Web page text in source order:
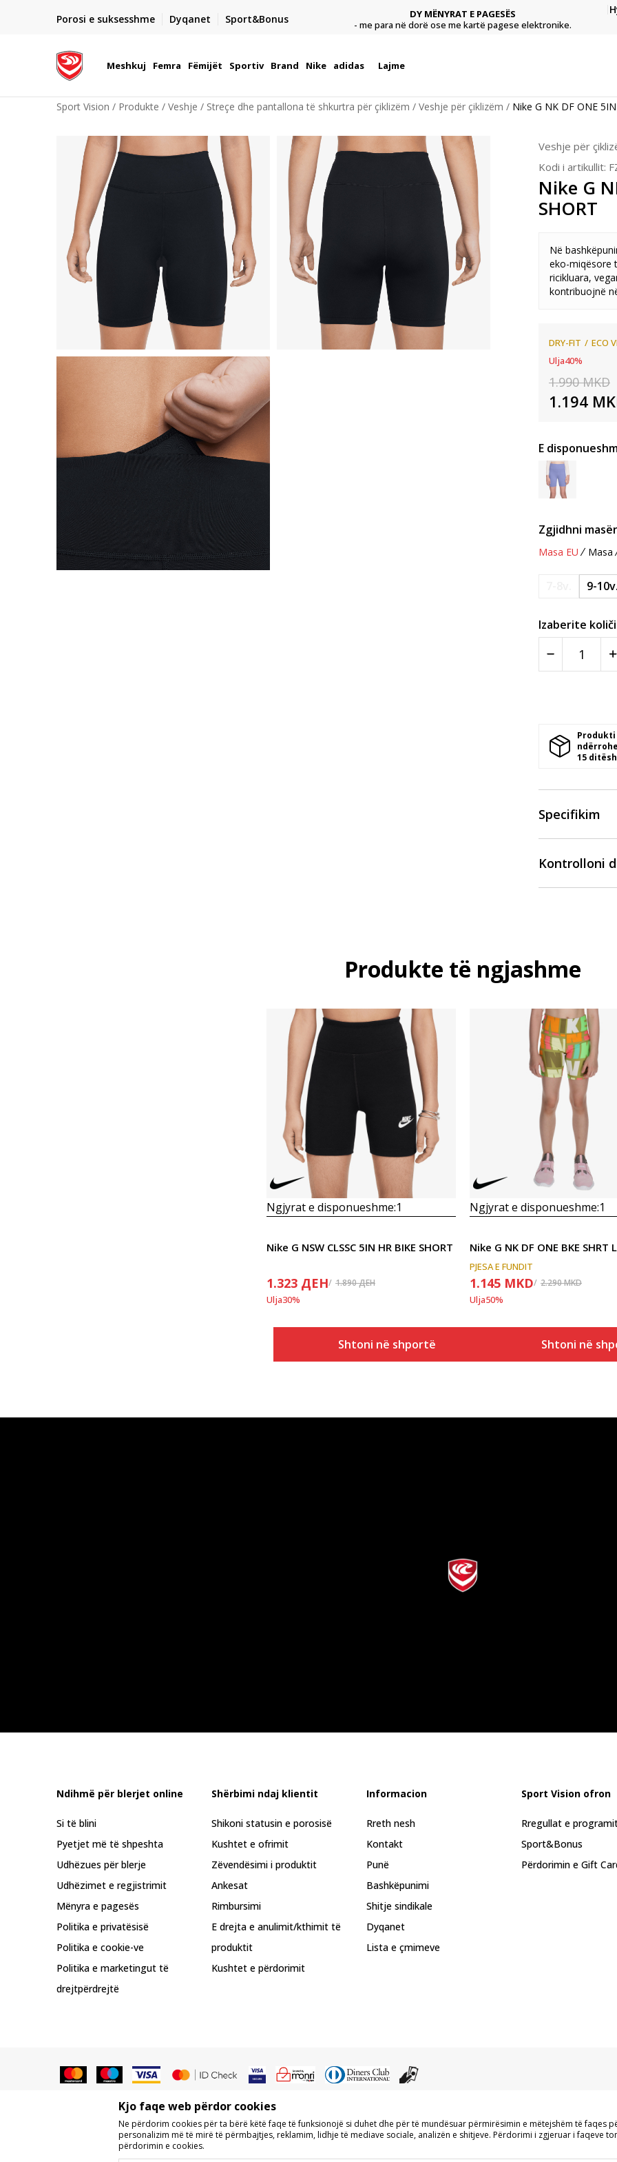
Porosi e suksesshme Dyqanet Sport&Bonus
- për të gjitha porositë me para në dorë ose me kartë pagese
DY MËNYRAT E PAGESËS
- me para në dorë ose me kartë pagese elektronike.
Meshkuj Femra Fëmijët Sportiv Brand Nike adidas Lajme
Sport Vision Produkte Veshje Streçe dhe pantallona të shkurtra për çiklizëm Veshje për çiklizëm Nike G NK DF ONE
Veshje për
Kodi i artikullit:
Nike G
SHORT
Në
eko-miqësore
ricikluara,
kontribuojnë
DRY-FIT
ECO
Ulja40%
1.990 MKD
1.194
E
Zgjidhni
Masa EU Masa
9-10v.
Izaberite
15 ditësh
Specifikim
Kontrolloni
Produkte të ngjashme
Ngjyrat e disponueshme:1
Nike G NSW CLSSC 5IN HR BIKE SHORT
1.323 ДЕН 1.890ДЕН
Ulja30%
Shtoni në shportë
Ngjyrat e disponueshme:1
PJESA E FUNDIT
1.145 MKD 2.290MKD
Ulja50%
Shtoni në
Ndihmë për blerjet online
Si të blini
Pyetjet më të shpeshta
Udhëzues për blerje
Udhëzimet e regjistrimit
Mënyra e pagesës
Politika e privatësisë
Politika e cookie-ve
Politika e marketingut të
drejtpërdrejtë
Shërbimi ndaj klientit
Shikoni statusin e porosisë
Kushtet e ofrimit
Zëvendësimi i produktit
Ankesat
Rimbursimi
E drejta e anulimit/kthimit të
produktit
Kushtet e përdorimit
Informacion
Rreth nesh
Kontakt
Punë
Bashkëpunimi
Shitje sindikale
Dyqanet
Lista e çmimeve
Sport Vision ofron
Rregullat e
Sport&Bonus
Përdorimin e Gift
Nuk lejohet shkarkimi ose përdorimi i përmbajtjes nga faqet e internetit të BDS.MK, pjesërisht ose tërësisht, dhe i
përmbajtjes komerciale, as caktimi i tyre palëve të treta, publikimi i tyre publikisht ose përdorimi i tyre për ndonjë
BDS.MK DOOEL.
Ne përpiqemi të jemi sa më të saktë në përshkrimin e produktit, foton dhe vetë çmimin, por nuk mund të garantojmë
Kjo faqe web përdor cookies
Ne përdorim cookies për ta bërë këtë faqe të funksionojë si duhet dhe për të mundësuar përmirësimin e mëtejshëm të faqes
personalizim më të mirë të përmbajtjes, reklamim, lidhje të mediave sociale, analizën e shitjeve. Përdorimi i zgjeruar i faqeve
përdorimin e cookies.